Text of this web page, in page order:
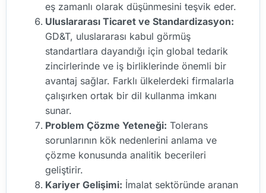
eş zamanlı olarak düşünmesini teşvik eder.
Uluslararası Ticaret ve Standardizasyon:
GD&T, uluslararası kabul görmüş
standartlara dayandığı için global tedarik
zincirlerinde ve iş birliklerinde önemli bir
avantaj sağlar. Farklı ülkelerdeki firmalarla
çalışırken ortak bir dil kullanma imkanı
sunar.
Problem Çözme Yeteneği: Tolerans
sorunlarının kök nedenlerini anlama ve
çözme konusunda analitik becerileri
geliştirir.
Kariyer Gelişimi: İmalat sektöründe aranan